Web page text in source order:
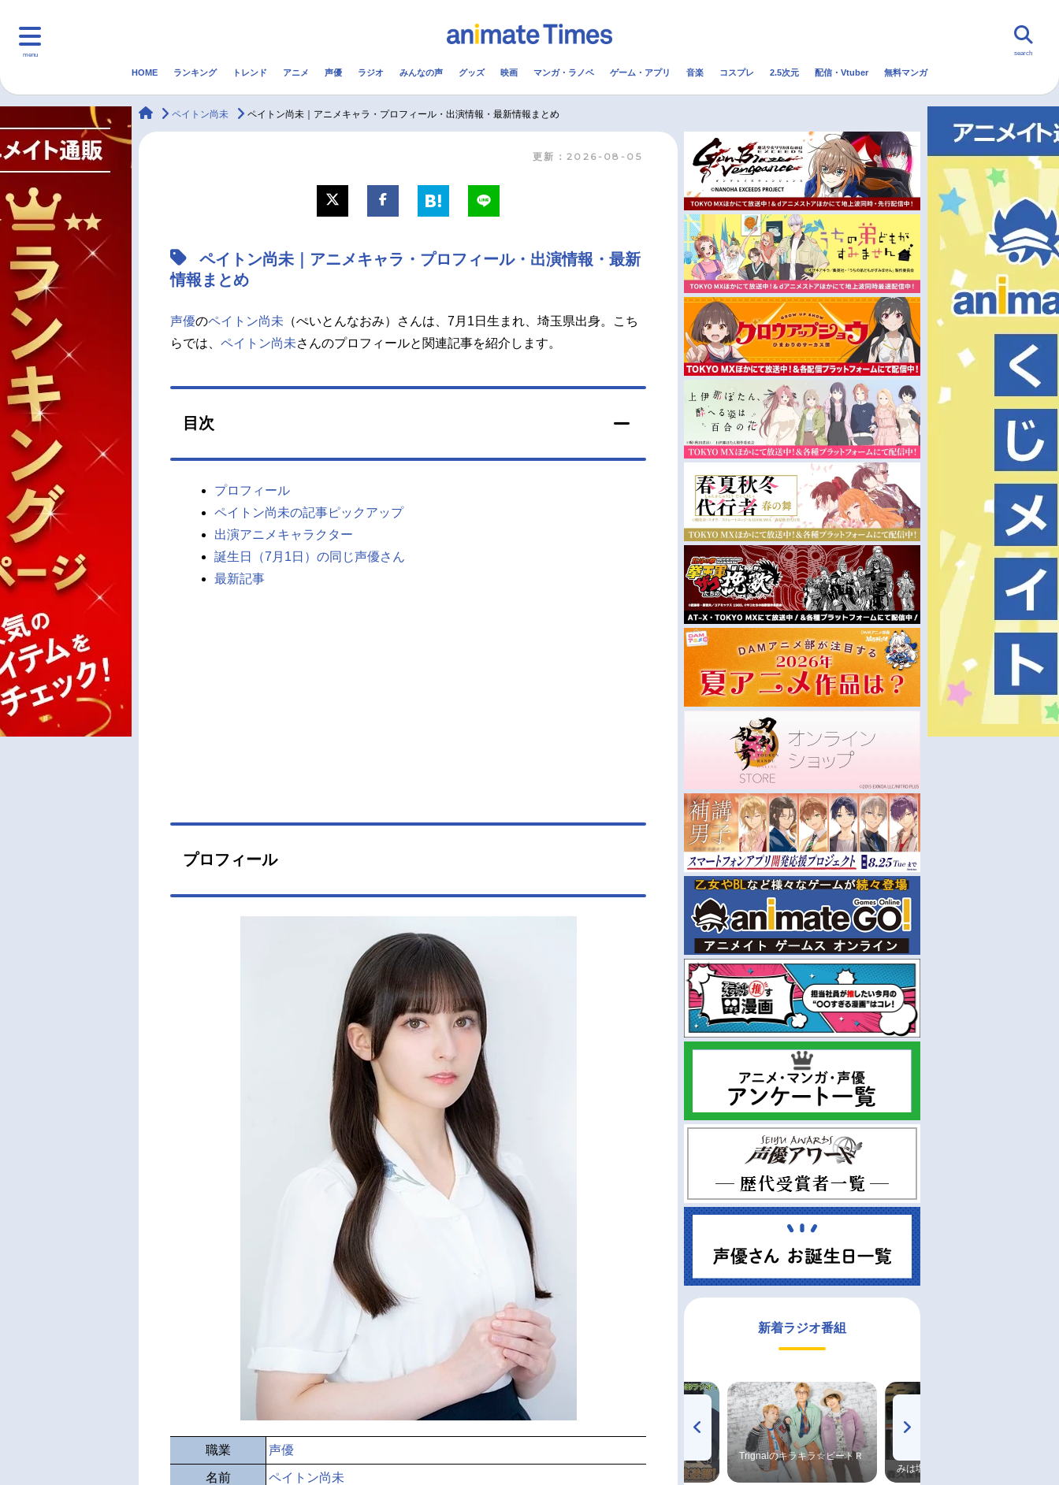
menu
マンガ・ラノベ 2.5次元 配信・Vtuber トレンド 無料マンガ
声優記事一覧
アニメ映画一覧
男性声優/女性声優一覧
今期アニメ曜日別一覧
夏アニメ
秋アニメ
冬アニメ
search
HOME ランキング トレンド アニメ 声優 ラジオ みんなの声 グッズ 映画 マンガ・ラノベ ゲーム・アプリ 音楽 コスプレ 2.5次元 配信・Vtuber 無料マンガ
animateTimes
ペイトン尚未 ペイトン尚未｜アニメキャラ・プロフィール・出演情報・最新情報まとめ
更新：2026-08-05
ペイトン尚未｜アニメキャラ・プロフィール・出演情報・最新
情報まとめ
声優のペイトン尚未 （ぺいとんなおみ）さんは、7月1日生まれ、埼玉県出身。こち
らでは、 ペイトン尚未さんのプロフィールと関連記事を紹介します。
目次
プロフィール
ペイトン尚未の記事ピックアップ
出演アニメキャラクター
誕生日（7月1日）の同じ声優さん
最新記事
プロフィール
職業 声優
名前 ペイトン尚未
新着ラジオ番組
radio 大直会 2nd season
Trignalのキラキラ☆ビートＲ
みは塩だけ